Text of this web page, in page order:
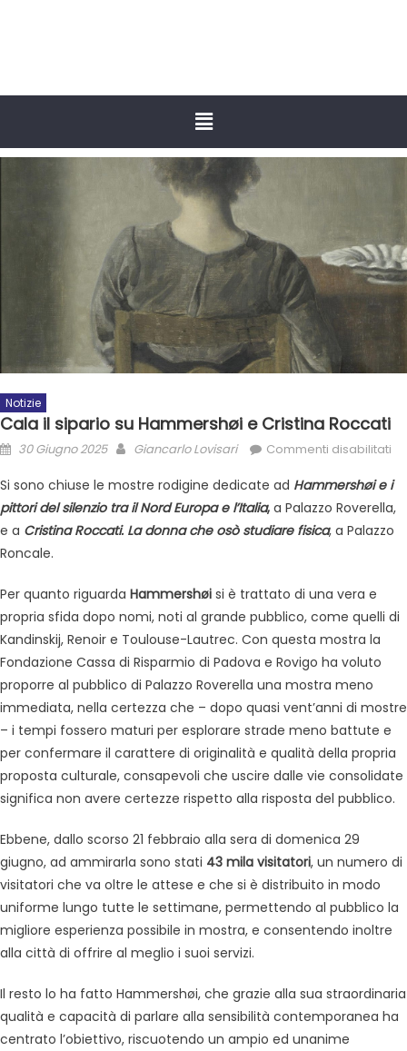
Notizie
Cala il sipario su Hammershøi e Cristina Roccati
30 Giugno 2025 Giancarlo Lovisari Commenti disabilitati
Si sono chiuse le mostre rodigine dedicate ad Hammershøi e i
pittori del silenzio tra il Nord Europa e l’Italia, a Palazzo Roverella,
e a Cristina Roccati. La donna che osò studiare fisica, a Palazzo
Roncale.
Per quanto riguarda Hammershøi si è trattato di una vera e
propria sfida dopo nomi, noti al grande pubblico, come quelli di
Kandinskij, Renoir e Toulouse-Lautrec. Con questa mostra la
Fondazione Cassa di Risparmio di Padova e Rovigo ha voluto
proporre al pubblico di Palazzo Roverella una mostra meno
immediata, nella certezza che – dopo quasi vent’anni di mostre
– i tempi fossero maturi per esplorare strade meno battute e
per confermare il carattere di originalità e qualità della propria
proposta culturale, consapevoli che uscire dalle vie consolidate
significa non avere certezze rispetto alla risposta del pubblico.
Ebbene, dallo scorso 21 febbraio alla sera di domenica 29
giugno, ad ammirarla sono stati 43 mila visitatori, un numero di
visitatori che va oltre le attese e che si è distribuito in modo
uniforme lungo tutte le settimane, permettendo al pubblico la
migliore esperienza possibile in mostra, e consentendo inoltre
alla città di offrire al meglio i suoi servizi.
Il resto lo ha fatto Hammershøi, che grazie alla sua straordinaria
qualità e capacità di parlare alla sensibilità contemporanea ha
centrato l’obiettivo, riscuotendo un ampio ed unanime